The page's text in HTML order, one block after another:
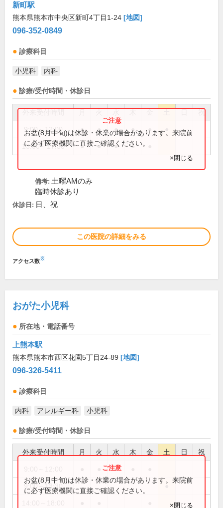
新町駅
熊本県熊本市中央区新町4丁目1-24 [地図]
096-352-0849
診療科目
小児科 内科
診療/受付時間・休診日
祝
9:00～12:00 ● ● ● ● ●
13:00～17:30 ● ● ● ●
お盆(8月中旬)は休診・休業の場合があります。来院前
に必ず医療機関に直接ご確認ください。
×閉じる
備考: 土曜AMのみ
臨時休診あり
休診日: 日、祝
この医院の詳細をみる
アクセス数※
おがた小児科
所在地・電話番号
上熊本駅
熊本県熊本市西区花園5丁目24-89 [地図]
096-326-5411
診療科目
内科 アレルギー科 小児科
診療/受付時間・休診日
外来受付時間 月 火 水 木 金 土 日 祝
●
9:00～13:30 ●
お盆(8月中旬)は休診・休業の場合があります。来院前
に必ず医療機関に直接ご確認ください。
×閉じる